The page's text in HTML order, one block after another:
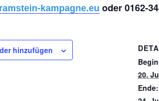
kampagne.eu oder 0162-
hinzufügen
20.
Ende: